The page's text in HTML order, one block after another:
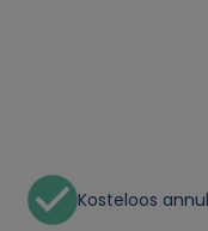
Kosteloos